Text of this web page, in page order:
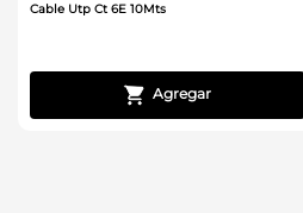
Cable Utp Ct 6E 10Mts